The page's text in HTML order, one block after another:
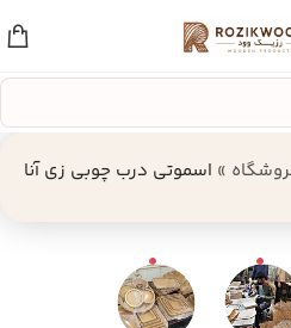
» اسموتی درب چوبی زی آنا